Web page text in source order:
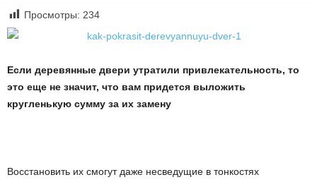
Просмотры: 234
Если деревянные двери утратили привлекательность, то
это еще не значит, что вам придется выложить
кругленькую сумму за их замену
Восстановить их смогут даже несведущие в тонкостях